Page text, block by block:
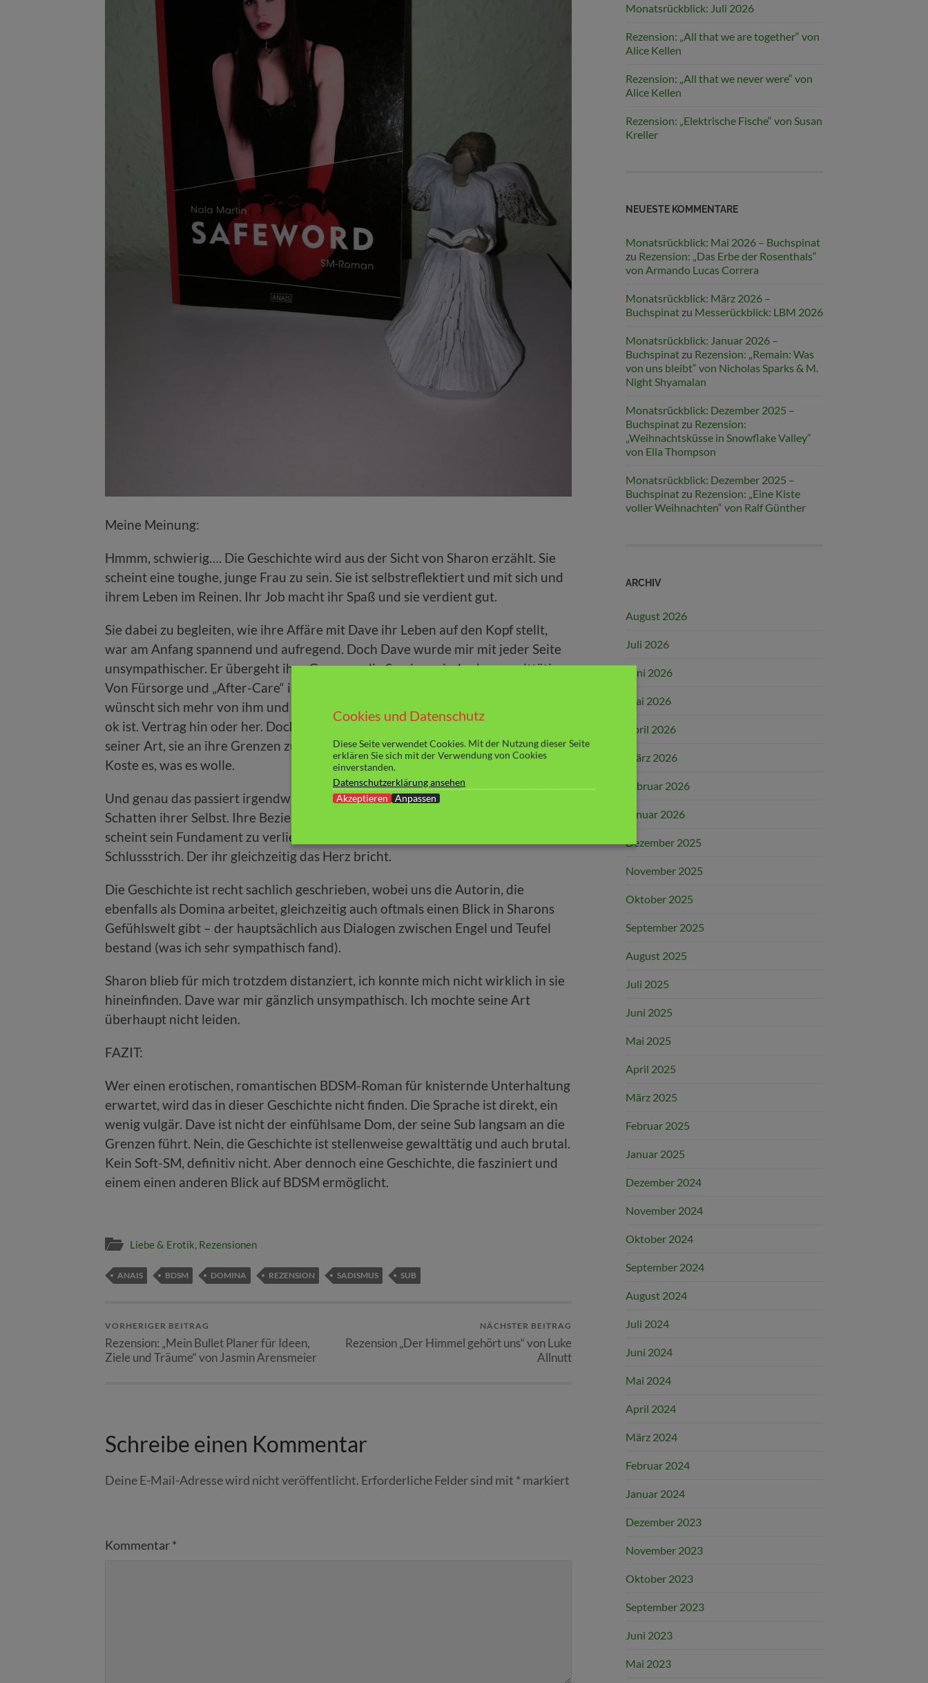
Meine Meinung:
Hmmm, schwierig…. Die Geschichte wird aus der Sicht von Sharon erzählt. Sie
scheint eine toughe, junge Frau zu sein. Sie ist selbstreflektiert und mit sich und
ihrem Leben im Reinen. Ihr Job macht ihr Spaß und sie verdient gut.
Sie dabei zu begleiten, wie ihre Affäre mit Dave ihr Leben auf den Kopf stellt,
war am Anfang spannend und aufregend. Doch Dave wurde mir mit jeder Seite
unsympathischer. Er übergeht ihre Grenzen, die Sessions sind sehr gewalttätig.
Von Fürsorge und „After-Care“ ist nicht wirklich etwas zu spüren. Sharon
wünscht sich mehr von ihm und gleichzeitig weiß sie, dass sein Verhalten nicht
ok ist. Vertrag hin oder her. Doch sie kann ihn nicht loslassen. Sie ist süchtig nach
seiner Art, sie an ihre Grenzen zu bringen. Sie über ihre Grenzen zu schubsen.
Koste es, was es wolle.
Und genau das passiert irgendwann. Es kostet zu viel. Sharon ist nur noch ein
Schatten ihrer Selbst. Ihre Beziehung zu ihrem Partner wird wackelig, ihr Leben
scheint sein Fundament zu verlieren. Also zieht sie als letzte Möglichkeit einen
Schlussstrich. Der ihr gleichzeitig das Herz bricht.
Die Geschichte ist recht sachlich geschrieben, wobei uns die Autorin, die
ebenfalls als Domina arbeitet, gleichzeitig auch oftmals einen Blick in Sharons
Gefühlswelt gibt – der hauptsächlich aus Dialogen zwischen Engel und Teufel
bestand (was ich sehr sympathisch fand).
Sharon blieb für mich trotzdem distanziert, ich konnte mich nicht wirklich in sie
hineinfinden. Dave war mir gänzlich unsympathisch. Ich mochte seine Art
überhaupt nicht leiden.
FAZIT:
Wer einen erotischen, romantischen BDSM-Roman für knisternde Unterhaltung
erwartet, wird das in dieser Geschichte nicht finden. Die Sprache ist direkt, ein
wenig vulgär. Dave ist nicht der einfühlsame Dom, der seine Sub langsam an die
Grenzen führt. Nein, die Geschichte ist stellenweise gewalttätig und auch brutal.
Kein Soft-SM, definitiv nicht. Aber dennoch eine Geschichte, die fasziniert und
einem einen anderen Blick auf BDSM ermöglicht.
Liebe & Erotik, Rezensionen
ANAIS BDSM DOMINA REZENSION SADISMUS SUB
VORHERIGER BEITRAG
Rezension: „Mein Bullet Planer für Ideen,
Ziele und Träume“ von Jasmin Arensmeier
NÄCHSTER BEITRAG
Rezension „Der Himmel gehört uns“ von Luke
Allnutt
Schreibe einen Kommentar
Deine E-Mail-Adresse wird nicht veröffentlicht. Erforderliche Felder sind mit * markiert
Kommentar*
Monatsrückblick: Juli 2026
Rezension: „All that we are together“ von
Alice Kellen
Rezension: „All that we never were“ von
Alice Kellen
Rezension: „Elektrische Fische“ von Susan
Kreller
NEUESTE KOMMENTARE
Monatsrückblick: Mai 2026 – Buchspinat
zu Rezension: „Das Erbe der Rosenthals“
von Armando Lucas Correra
Monatsrückblick: März 2026 –
Buchspinat zu Messerückblick: LBM 2026
Monatsrückblick: Januar 2026 –
Buchspinat zu Rezension: „Remain: Was
von uns bleibt“ von Nicholas Sparks & M.
Night Shyamalan
Monatsrückblick: Dezember 2025 –
Buchspinat zu Rezension:
„Weihnachtsküsse in Snowflake Valley“
von Ella Thompson
Monatsrückblick: Dezember 2025 –
Buchspinat zu Rezension: „Eine Kiste
voller Weihnachten“ von Ralf Günther
ARCHIV
August 2026
Juli 2026
Juni 2026
Mai 2026
April 2026
März 2026
Februar 2026
Januar 2026
Dezember 2025
November 2025
Oktober 2025
September 2025
August 2025
Juli 2025
Juni 2025
Mai 2025
April 2025
März 2025
Februar 2025
Januar 2025
Dezember 2024
November 2024
Oktober 2024
September 2024
August 2024
Juli 2024
Juni 2024
Mai 2024
April 2024
März 2024
Februar 2024
Januar 2024
Dezember 2023
November 2023
Oktober 2023
September 2023
Juni 2023
Mai 2023
Cookies und Datenschutz
Diese Seite verwendet Cookies. Mit der Nutzung dieser Seite
erklären Sie sich mit der Verwendung von Cookies
einverstanden.
Datenschutzerklärung ansehen
Akzeptieren
Anpassen